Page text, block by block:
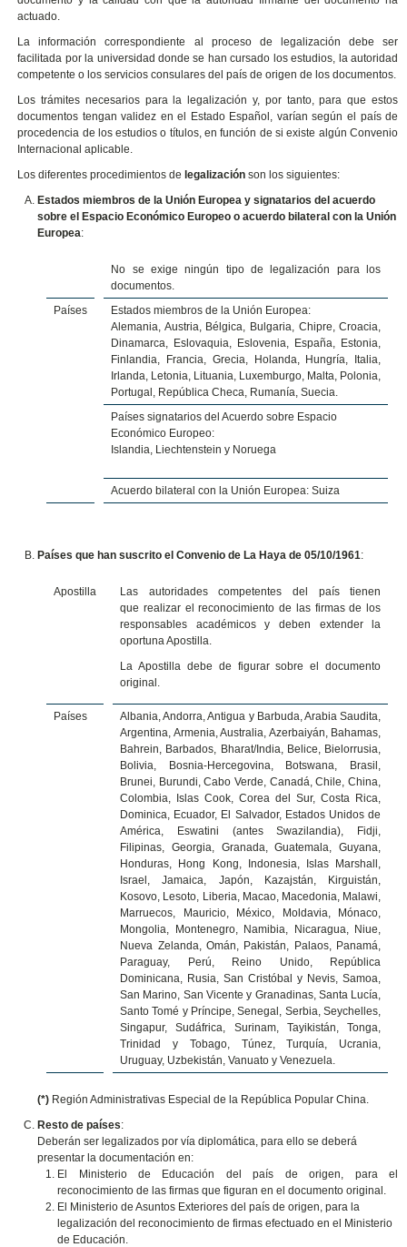
actuado.
La información correspondiente al proceso de legalización debe ser
facilitada por la universidad donde se han cursado los estudios, la autoridad
competente o los servicios consulares del país de origen de los documentos.
Los trámites necesarios para la legalización y, por tanto, para que estos
documentos tengan validez en el Estado Español, varían según el país de
procedencia de los estudios o títulos, en función de si existe algún Convenio
Internacional aplicable.
Los diferentes procedimientos delegalizaciónson los siguientes:
Estados miembros de la Unión Europea y signatarios del acuerdo
sobre el Espacio Económico Europeo o acuerdo bilateral con la Unión
Europea:
No se exige ningún tipo de legalización para los
documentos.
Países
Estados miembros de la Unión Europea:
Alemania, Austria, Bélgica, Bulgaria, Chipre, Croacia,
Dinamarca, Eslovaquia, Eslovenia, España, Estonia,
Finlandia, Francia, Grecia, Holanda, Hungría, Italia,
Irlanda, Letonia, Lituania, Luxemburgo, Malta, Polonia,
Portugal, República Checa, Rumanía, Suecia.
Países signatarios del Acuerdo sobre Espacio
Económico Europeo:
Islandia, Liechtenstein y Noruega
Acuerdo bilateral con la Unión Europea: Suiza
Países que han suscrito el Convenio de La Haya de 05/10/1961:
Apostilla
Las autoridades competentes del país tienen
que realizar el reconocimiento de las firmas de los
responsables académicos y deben extender la
oportuna Apostilla.
La Apostilla debe de figurar sobre el documento
original.
Países
Albania, Andorra, Antigua y Barbuda, Arabia Saudita,
Argentina, Armenia, Australia, Azerbaiyán, Bahamas,
Bahrein, Barbados, Bharat/India, Belice, Bielorrusia,
Bolivia, Bosnia-Hercegovina, Botswana, Brasil,
Brunei, Burundi, Cabo Verde, Canadá, Chile, China,
Colombia, Islas Cook, Corea del Sur, Costa Rica,
Dominica, Ecuador, El Salvador, Estados Unidos de
América, Eswatini (antes Swazilandia), Fidji,
Filipinas, Georgia, Granada, Guatemala, Guyana,
Honduras, Hong Kong, Indonesia, Islas Marshall,
Israel, Jamaica, Japón, Kazajstán, Kirguistán,
Kosovo, Lesoto, Liberia, Macao, Macedonia, Malawi,
Marruecos, Mauricio, México, Moldavia, Mónaco,
Mongolia, Montenegro, Namibia, Nicaragua, Niue,
Nueva Zelanda, Omán, Pakistán, Palaos, Panamá,
Paraguay, Perú, Reino Unido, República
Dominicana, Rusia, San Cristóbal y Nevis, Samoa,
San Marino, San Vicente y Granadinas, Santa Lucía,
Santo Tomé y Príncipe, Senegal, Serbia, Seychelles,
Singapur, Sudáfrica, Surinam, Tayikistán, Tonga,
Trinidad y Tobago, Túnez, Turquía, Ucrania,
Uruguay, Uzbekistán, Vanuato y Venezuela.
(*) Región Administrativas Especial de la República Popular China.
Resto de países:
Deberán ser legalizados por vía diplomática, para ello se deberá
presentar la documentación en:
El Ministerio de Educación del país de origen, para el
reconocimiento de las firmas que figuran en el documento original.
El Ministerio de Asuntos Exteriores del país de origen, para la
legalización del reconocimiento de firmas efectuado en el Ministerio
de Educación.